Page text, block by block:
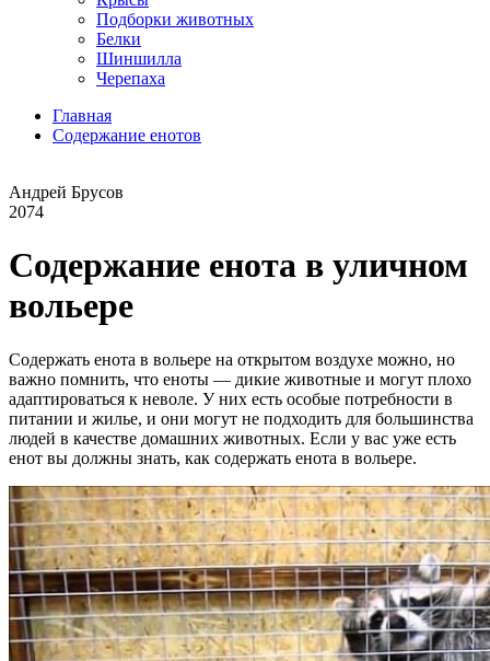
Подборки животных
Белки
Шиншилла
Черепаха
Главная
Содержание енотов
Андрей Брусов
2074
Содержание енота в уличном
вольере
Содержать енота в вольере на открытом воздухе можно, но
важно помнить, что еноты — дикие животные и могут плохо
адаптироваться к неволе. У них есть особые потребности в
питании и жилье, и они могут не подходить для большинства
людей в качестве домашних животных. Если у вас уже есть
енот вы должны знать, как содержать енота в вольере.